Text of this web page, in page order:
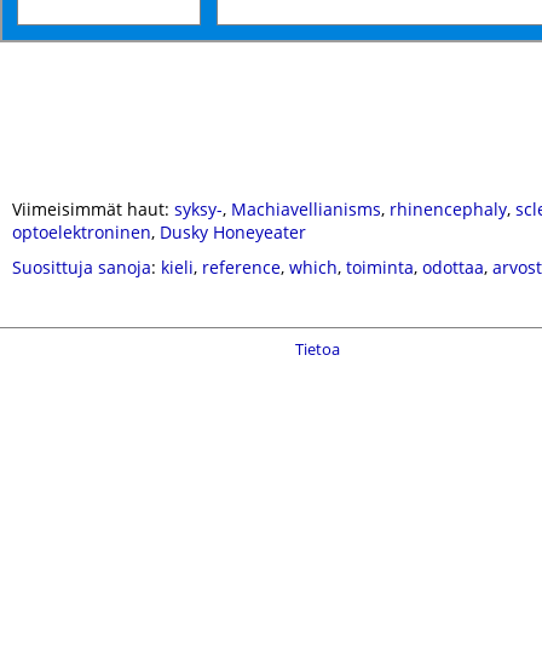
Viimeisimmät haut: syksy-, Machiavellianisms, rhinencephaly,
optoelektroninen, Dusky Honeyeater
Suosittuja sanoja: kieli, reference, which, toiminta, odottaa,
Tietoa